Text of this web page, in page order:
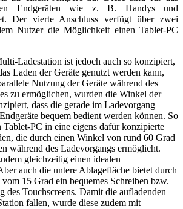
Endgeräten wie z. B. Handys und
Der vierte Anschluss verfügt über zwei
Nutzer die Möglichkeit einen Tablet-PC
Ladestation ist jedoch auch so konzipiert,
Laden der Geräte genutzt werden kann,
Nutzung der Geräte während des
zu ermöglichen, wurden die Winkel der
dass die gerade im Ladevorgang
bequem bedient werden können. So
PC in eine eigens dafür konzipierte
die durch einen Winkel von rund 60 Grad
während des Ladevorgangs ermöglicht.
gleichzeitig einen idealen
auch die untere Ablagefläche bietet durch
15 Grad ein bequemes Schreiben bzw.
des Touchscreens. Damit die aufladenden
fallen, wurde diese zudem mit